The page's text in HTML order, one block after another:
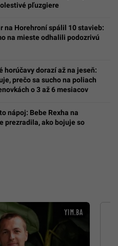
pľuzgiere
na Horehroní spálil 10 stavieb:
na mieste odhalili podozrivú
horúčavy dorazí až na jeseň:
prečo sa sucho na poliach
o 3 až 6 mesiacov
nápoj: Bebe Rexha na
prezradila, ako bojuje so